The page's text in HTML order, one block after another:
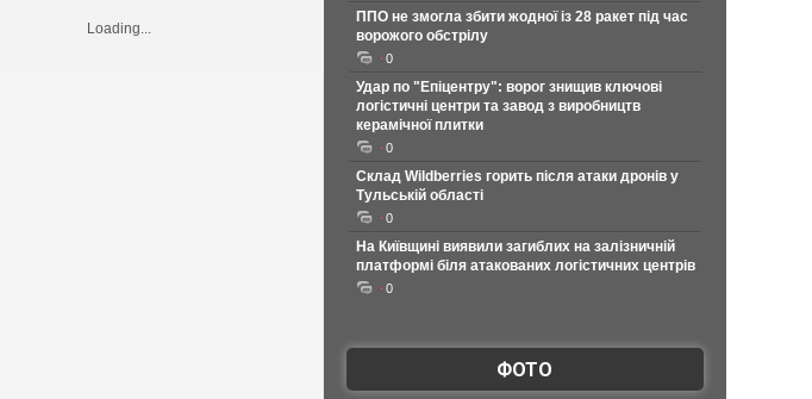
Loading...
ППО не змогла збити жодної із 28 ракет під час
ворожого обстрілу
0
Удар по "Епіцентру": ворог знищив ключові
логістичні центри та завод з виробництв
керамічної плитки
0
Склад Wildberries горить після атаки дронів у
Тульській області
0
На Київщині виявили загиблих на залізничній
платформі біля атакованих логістичних центрів
0
ФОТО